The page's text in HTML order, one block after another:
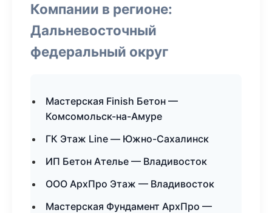
Компании в регионе:
Дальневосточный
федеральный округ
Мастерская Finish Бетон —
Комсомольск-на-Амуре
ГК Этаж Line — Южно-Сахалинск
ИП Бетон Ателье — Владивосток
ООО АрхПро Этаж — Владивосток
Мастерская Фундамент АрхПро —